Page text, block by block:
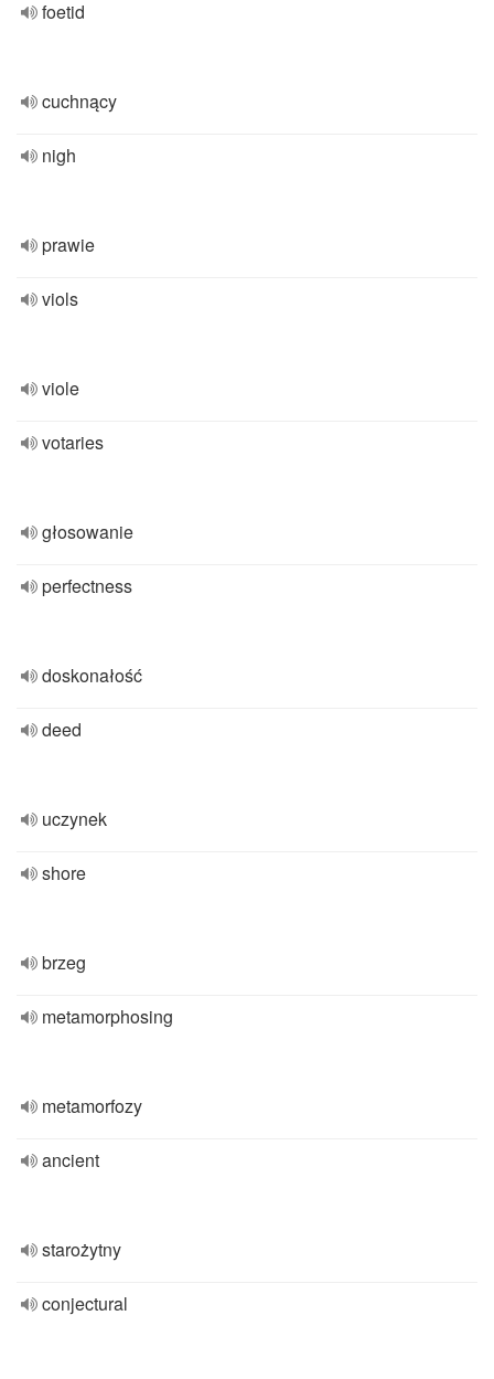
foetid
cuchnący
nigh
prawie
viols
viole
votaries
głosowanie
perfectness
doskonałość
deed
uczynek
shore
brzeg
metamorphosing
metamorfozy
ancient
starożytny
conjectural